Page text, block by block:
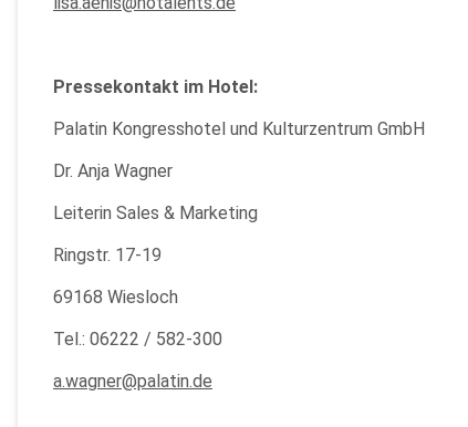
Pressekontakt im Hotel:
Palatin Kongresshotel und Kulturzentrum GmbH
Dr. Anja Wagner
Leiterin Sales & Marketing
Ringstr. 17-19
69168 Wiesloch
Tel.: 06222 / 582-300
a.wagner@palatin.de